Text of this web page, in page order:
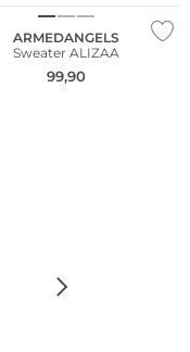
ARMEDANGELS
Sweater ALIZAA
99,90